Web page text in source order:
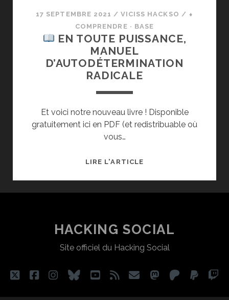
17 SEPTEMBRE 2021 /VICISS HACKSO / ⬧
COMPRENDRE · BASE
EN TOUTE PUISSANCE,
MANUEL
D’AUTODÉTERMINATION
RADICALE
Et voici notre nouveau livre ! Disponible
gratuitement ici en PDF (et redistribuable où
vous…
LIRE L'ARTICLE
RADICALE
HACKING SOCIAL
Site officiel du Hacking Social
twitterfacebook
instagram
blueskyyoutube
rss emailmastodon
patreon